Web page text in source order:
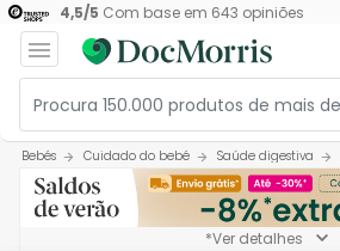
4,5/5 Com base em 643 opiniões
Bebés Cuidado do bebé Saúde digestiva
*Ver detalhes